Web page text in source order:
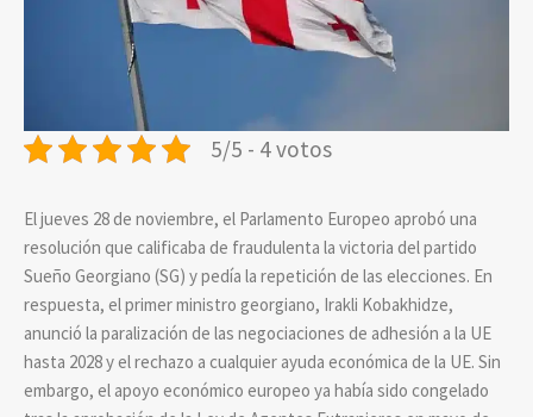
5/5 - 4 votos
El jueves 28 de noviembre, el Parlamento Europeo aprobó una
resolución que calificaba de fraudulenta la victoria del partido
Sueño Georgiano (SG) y pedía la repetición de las elecciones. En
respuesta, el primer ministro georgiano, Irakli Kobakhidze,
anunció la paralización de las negociaciones de adhesión a la UE
hasta 2028 y el rechazo a cualquier ayuda económica de la UE. Sin
embargo, el apoyo económico europeo ya había sido congelado